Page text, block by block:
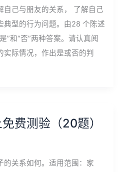
自己与朋友的关系， 了解自己
典型的行为问题。由28 个陈述
”和“否”两种答案。请认真阅
际情况，作出是或否的判
费测验（20题）
的关系如何。适用范围：家